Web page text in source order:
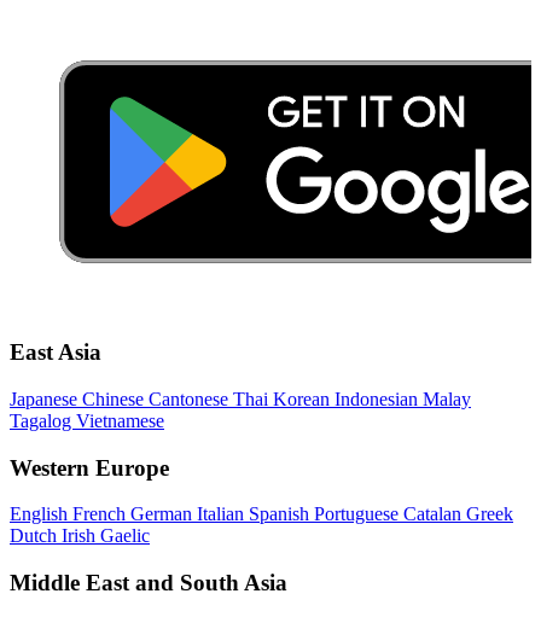
East Asia
Japanese Chinese Cantonese Thai Korean Indonesian Malay
Tagalog Vietnamese
Western Europe
English French German Italian Spanish Portuguese Catalan Greek
Dutch Irish Gaelic
Middle East and South Asia